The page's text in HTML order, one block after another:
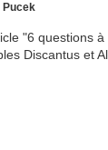
Pucek